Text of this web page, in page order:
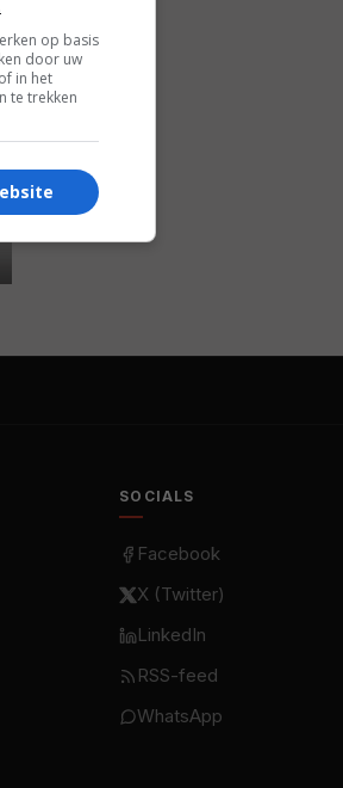
SOCIALS
Facebook
X (Twitter)
LinkedIn
RSS-feed
WhatsApp
op basis
door uw
in het
te trekken